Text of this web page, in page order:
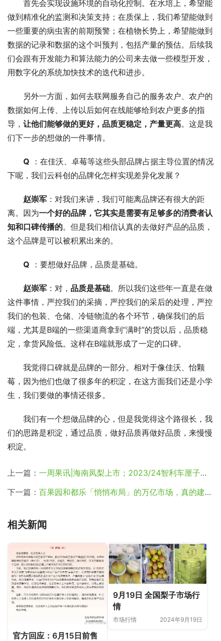
首先会实现设施环境的自动化控制。在水培上，希望能
做到精准化的监测和决策支持；在质保上，我们希望能做到
一些重要的病虫害的前期预警；在植物长势上，希望能做到
数据的记录和数据的这个叫预判，包括产量的预估。后续我
们会跟有开发能力和算法能力的公司来去做一些模型开发，
用数字化的系统加快技术的迭代和进步。
另外一方面，如何去联网服务自己的服务农户、农户的
数据如何上传、上传以后如何在线能够给到农户更多的指
导， 让他们能够做的更好，品质更稳定，产量更高。这是我
们下一步的想做的一件事情。
Q ：在佳沃、卓莓等这些头部品牌占据主导位置的情况
下呢，我们云科创的品牌化怎样实现差异化发展？
赵崇军 ：对我们来讲，我们可能离品牌还有很大的距
离。因为一个好的品牌，它其实是需要有足够多的消费者认
知和口碑传播的。但是我们相信认真的去做好产品的品质，
这个品牌是可以被积累出来的。
Q ：要想做好品牌，品质是基础。
赵崇军 ：对， 品质是基础。所以我们这些年一直是在做
这件事情，严控我们的采摘，严控我们的采后的处理，严控
我们的包装、仓储、冷链物流的各个环节，确保我们的后
端，尤其是B端的一些渠道商拿到“满时”的货以后，品质稳
定，拿货风险低。这样在B端就形成了一定的口碑。
我觉得口碑就是品牌的一部分。相对于像佳沃、怡颗
莓，因为他们也做了很多年的积淀，在这方面我们还是小学
生，我们要做的事情还很多。
我们有一个想做品牌的心，但是我觉得这个路很长，我
们的思路是积淀，通过品质，做好品质再做好品质，来慢慢
积淀。
上一篇： 一周果讯|海南凤梨上市；2023/24智利车厘子销售季落下帷幕；秘鲁蓝莓平均价格上涨超80%
下一篇： 百果园和都乐「悄悄布局」的万亿市场，真的建议你别错过
相关新闻
官方回应：6月15日前售
9月19日 全国梨子市场行
情
市场行情 2024年9月19日